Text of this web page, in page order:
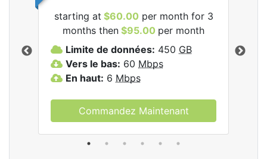
starting at $60.00 per month for 3
months then $95.00 per month
Limite de données: 450 GB
Vers le bas: 60 Mbps
En haut: 6 Mbps
Commandez Maintenant